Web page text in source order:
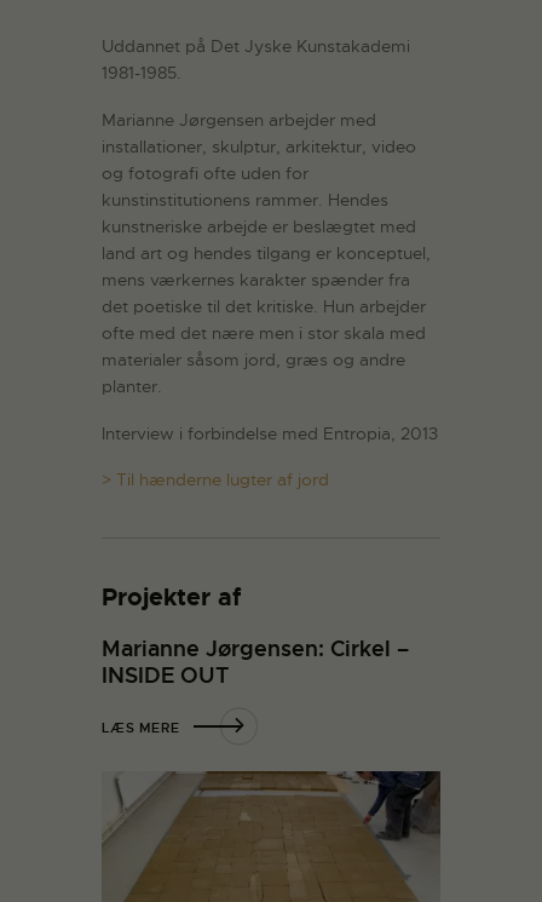
Uddannet på Det Jyske Kunstakademi
1981-1985.
Marianne Jørgensen arbejder med
installationer, skulptur, arkitektur, video
og fotografi ofte uden for
kunstinstitutionens rammer. Hendes
kunstneriske arbejde er beslægtet med
land art og hendes tilgang er konceptuel,
mens værkernes karakter spænder fra
det poetiske til det kritiske. Hun arbejder
ofte med det nære men i stor skala med
materialer såsom jord, græs og andre
planter.
Interview i forbindelse med Entropia, 2013
> Til hænderne lugter af jord
Projekter af
Marianne Jørgensen: Cirkel –
INSIDE OUT
LÆS MERE